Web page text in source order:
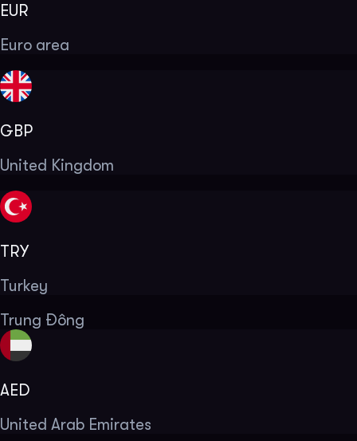
EUR
Euro area
GBP
United Kingdom
TRY
Turkey
Trung Đông
AED
United Arab Emirates